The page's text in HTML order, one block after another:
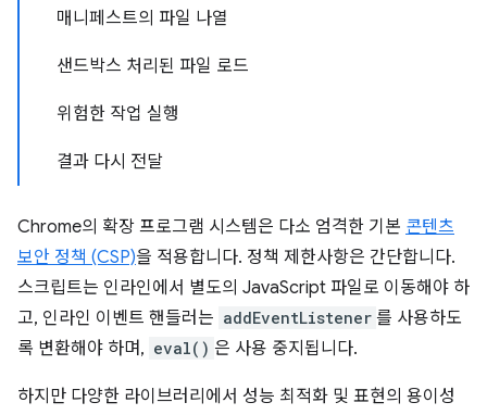
매니페스트의 파일 나열
샌드박스 처리된 파일 로드
위험한 작업 실행
결과 다시 전달
Chrome의 확장 프로그램 시스템은 다소 엄격한 기본 콘텐츠
보안 정책 (CSP)을 적용합니다. 정책 제한사항은 간단합니다.
스크립트는 인라인에서 별도의 JavaScript 파일로 이동해야 하
고, 인라인 이벤트 핸들러는 addEventListener 를 사용하도
록 변환해야 하며, eval() 은 사용 중지됩니다.
하지만 다양한 라이브러리에서 성능 최적화 및 표현의 용이성